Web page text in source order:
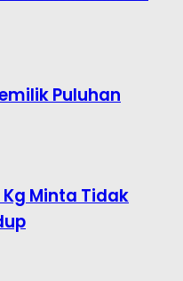
Puluhan
Minta Tidak